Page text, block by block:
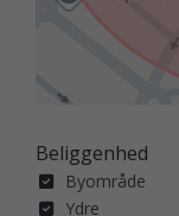
Beliggenhed
Byområde
Ydre